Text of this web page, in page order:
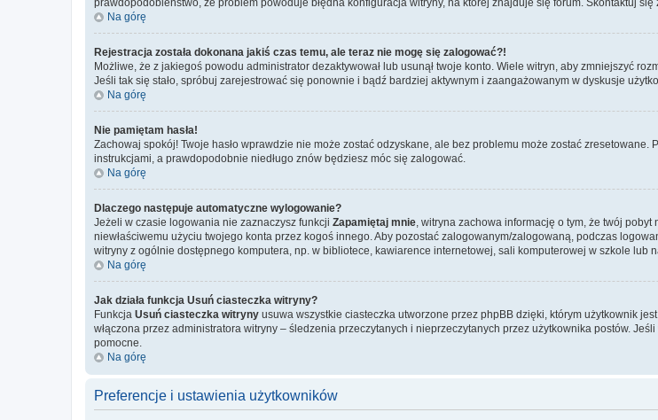
Na górę
Rejestracja została dokonana jakiś czas temu, ale teraz nie mogę się zalogować?!
Możliwe, że z jakiegoś powodu administrator dezaktywował lub usunął twoje konto. Wiele witryn, aby zmniejszyć
Jeśli tak się stało, spróbuj zarejestrować się ponownie i bądź bardziej aktywnym i zaangażowanym w dyskusje
Na górę
Nie pamiętam hasła!
Zachowaj spokój! Twoje hasło wprawdzie nie może zostać odzyskane, ale bez problemu może zostać
instrukcjami, a prawdopodobnie niedługo znów będziesz móc się zalogować.
Na górę
Dlaczego następuje automatyczne wylogowanie?
Jeżeli w czasie logowania nie zaznaczysz funkcji Zapamiętaj mnie , witryna zachowa informację o tym, że twój
niewłaściwemu użyciu twojego konta przez kogoś innego. Aby pozostać zalogowanym/zalogowaną, podczas
witryny z ogólnie dostępnego komputera, np. w bibliotece, kawiarence internetowej, sali komputerowej w szkole lub
Na górę
Jak działa funkcja Usuń ciasteczka witryny?
Funkcja Usuń ciasteczka witryny usuwa wszystkie ciasteczka utworzone przez phpBB dzięki, którym użytkownik
włączona przez administratora witryny – śledzenia przeczytanych i nieprzeczytanych przez użytkownika postów.
pomocne.
Na górę
Preferencje i ustawienia użytkowników